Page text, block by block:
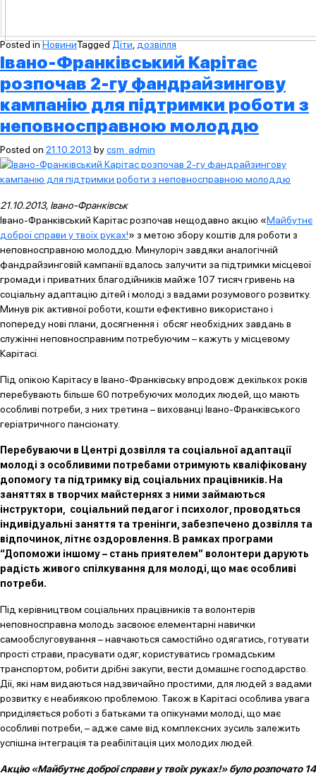
Posted inНовиниTaggedДіти,дозвілля
Івано-Франківський Карітас
розпочав 2-гу фандрайзингову
кампанію для підтримки роботи з
неповносправною молоддю
Posted on 21.10.2013 bycsm_admin
21.10.2013, Івано-Франківськ
Івано-Франківський Карітас розпочав нещодавно акцію «Майбутнє
доброї справи у твоїх руках!» з метою збору коштів для роботи з
неповносправною молоддю. Минулоріч завдяки аналогічній
фандрайзинговій кампанії вдалось залучити за підтримки місцевої
громади і приватних благодійників майже 107 тисяч гривень на
соціальну адаптацію дітей і молоді з вадами розумового розвитку.
Минув рік активної роботи, кошти ефективно використано і
попереду нові плани, досягнення і обсяг необхідних завдань в
служінні неповносправним потребуючим – кажуть у місцевому
Карітасі.
Під опікою Карітасу в Івано-Франківську впродовж декількох років
перебувають більше 60 потребуючих молодих людей, що мають
особливі потреби, з них третина – вихованці Івано-Франківського
геріатричного пансіонату.
Перебуваючи в Центрі дозвілля та соціальної адаптації
молоді з особливими потребами отримують кваліфіковану
допомогу та підтримку від соціальних працівників. На
заняттях в творчих майстернях з ними займаються
інструктори, соціальний педагог і психолог, проводяться
індивідуальні заняття та тренінги, забезпечено дозвілля та
відпочинок, літнє оздоровлення. В рамках програми
“Допоможи іншому – стань приятелем” волонтери дарують
радість живого спілкування для молоді, що має особливі
потреби.
Під керівництвом соціальних працівників та волонтерів
неповносправна молодь засвоює елементарні навички
самообслуговування – навчаються самостійно одягатись, готувати
прості страви, прасувати одяг, користуватись громадським
транспортом, робити дрібні закупи, вести домашнє господарство.
Дії, які нам видаються надзвичайно простими, для людей з вадами
розвитку є неабиякою проблемою. Також в Карітасі особлива увага
приділяється роботі з батьками та опікунами молоді, що має
особливі потреби, – адже саме від комплексних зусиль залежить
успішна інтеграція та реабілітація цих молодих людей.
Акцію «Майбутнє доброї справи у твоїх руках!» було розпочато 14